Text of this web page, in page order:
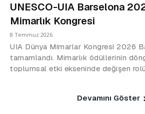
UNESCO-UIA Barselona
Mimarlık Kongresi
8 Temmuz 2026
UIA Dünya Mimarlar Kongresi 2026
tamamlandı. Mimarlık ödüllerinin
toplumsal etki ekseninde değişen rolü
Devamını Göster